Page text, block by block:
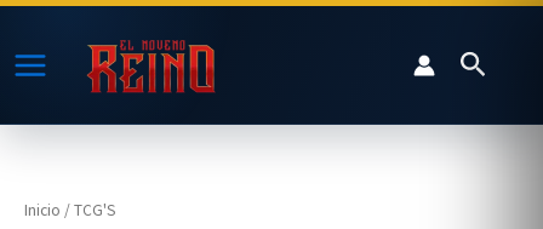
Ir
contenido
Buscar
Inicio / TCG'S